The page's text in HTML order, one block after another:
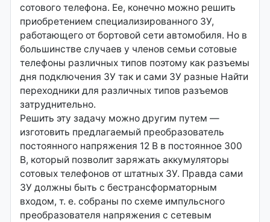
сотового телефона. Ее, конечно можно решить
приобретением специализированного ЗУ,
работающего от бортовой сети автомобиля. Но в
большинстве случаев у членов семьи сотовые
телефоны различных типов поэтому как разъемы
дня подключения ЗУ так и сами ЗУ разные Найти
переходники для различных типов разъемов
затруднительно.
Решить эту задачу можно другим путем —
изготовить предлагаемый преобразователь
постоянного напряжения 12 В в постоянное 300
В, который позволит заряжать аккумуляторы
сотовых телефонов от штатных ЗУ. Правда сами
ЗУ должны быть с бестрансформаторным
входом, т. е. собраны по схеме импульсного
преобразователя напряжения с сетевым